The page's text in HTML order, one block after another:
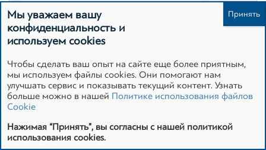
Автотранспортные средства
Интеллектуальная собственность Оценка акций
Подписаться
4 134человек уже с нами
Мы уважаем вашу
конфиденциальность и
используем cookies
Чтобы сделать ваш опыт на сайте еще более приятным,
мы используем файлы cookies. Они помогают нам
улучшать сервис и показывать текущий контент. Узнать
больше можно в нашей Политике использования файлов
Cookie
Нажимая “Принять”, вы согласны с нашей политикой
использования cookies.